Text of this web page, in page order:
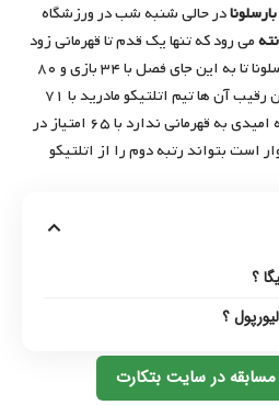
در حالی شنبه شب در ورزشگاه
می رود که تنها یک قدم تا قهرمانی زود
هنگام در لالیگا فاصله دارد. بارسلونا تا به این جای فصل با ۳۴ بازی و ۸۰
امتیاز در رتبه اول و نزدیک ترین رقیب آن ها تیم اتلتیکو مادرید با ۷۱
امتیاز است و رئال مادرید هم که امیدی به قهرمانی ندارد با ۶۵ امتیاز در
است بتواند رتبه دوم را از اتلتیکو
؟
؟
در سایت بتکارت